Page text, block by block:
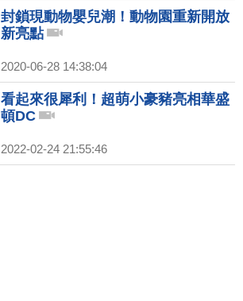
封鎖現動物嬰兒潮！動物園重新開放
新亮點
2020-06-28 14:38:04
看起來很犀利！超萌小豪豬亮相華盛
頓DC
2022-02-24 21:55:46